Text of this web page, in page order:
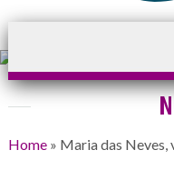
Home» Maria das Neves,